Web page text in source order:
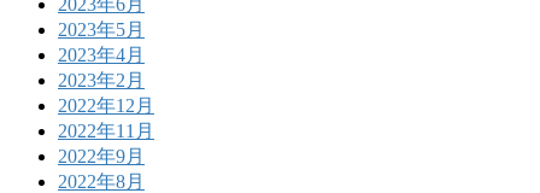
2023年6月
2023年5月
2023年4月
2023年2月
2022年12月
2022年11月
2022年9月
2022年8月